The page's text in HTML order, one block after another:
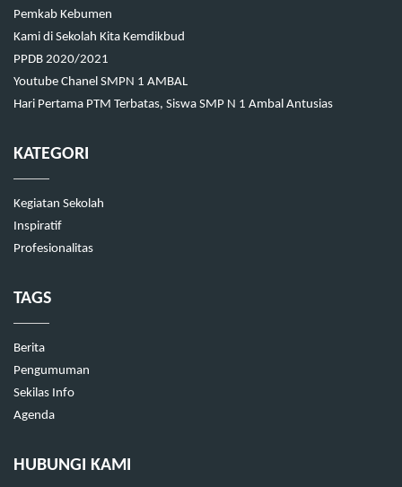
Pemkab Kebumen
Kami di Sekolah Kita Kemdikbud
PPDB 2020/2021
Youtube Chanel SMPN 1 AMBAL
Hari Pertama PTM Terbatas, Siswa SMP N 1 Ambal Antusias
KATEGORI
Kegiatan Sekolah
Inspiratif
Profesionalitas
TAGS
Berita
Pengumuman
Sekilas Info
Agenda
HUBUNGI KAMI